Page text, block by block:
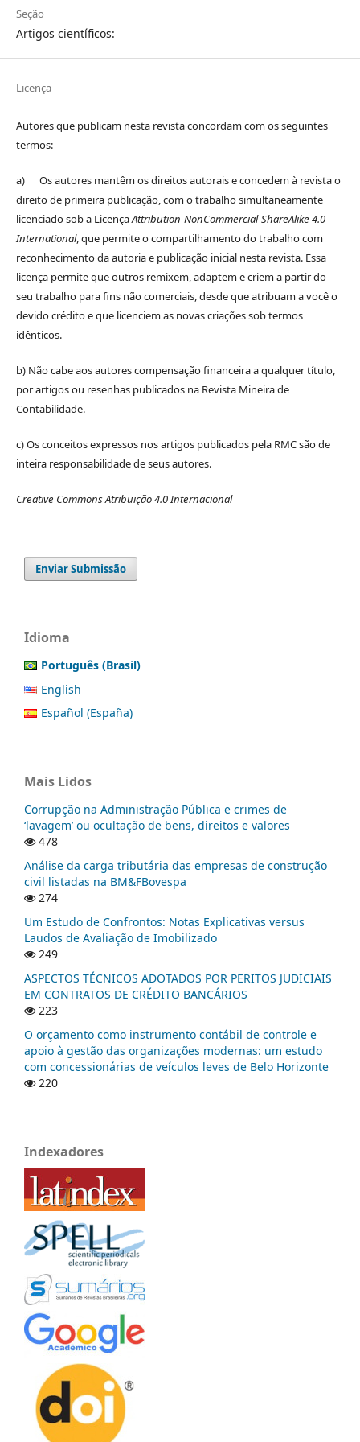
Seção
Artigos científicos:
Licença
Autores que publicam nesta revista concordam com os seguintes
termos:
a) Os autores mantêm os direitos autorais e concedem à revista o
direito de primeira publicação, com o trabalho simultaneamente
licenciado sob a LicençaAttribution-NonCommercial-ShareAlike 4.0
International, que permite o compartilhamento do trabalho com
reconhecimento da autoria e publicação inicial nesta revista. Essa
licença permite que outros remixem, adaptem e criem a partir do
seu trabalho para fins não comerciais, desde que atribuam a você o
devido crédito e que licenciem as novas criações sob termos
idênticos.
b) Não cabe aos autores compensação financeira a qualquer título,
por artigos ou resenhas publicados na Revista Mineira de
Contabilidade.
c) Os conceitos expressos nos artigos publicados pela RMC são de
inteira responsabilidade de seus autores.
Creative Commons Atribuição 4.0 Internacional
Enviar Submissão
Idioma
Português (Brasil)
English
Español (España)
Mais Lidos
Corrupção na Administração Pública e crimes de
‘lavagem’ ou ocultação de bens, direitos e valores
478
Análise da carga tributária das empresas de construção
civil listadas na BM&FBovespa
274
Um Estudo de Confrontos: Notas Explicativas versus
Laudos de Avaliação de Imobilizado
249
ASPECTOS TÉCNICOS ADOTADOS POR PERITOS JUDICIAIS
EM CONTRATOS DE CRÉDITO BANCÁRIOS
223
O orçamento como instrumento contábil de controle e
apoio à gestão das organizações modernas: um estudo
com concessionárias de veículos leves de Belo Horizonte
220
Indexadores